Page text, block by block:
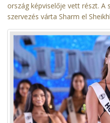
ország képviselője vett részt. A
szervezés várta Sharm el